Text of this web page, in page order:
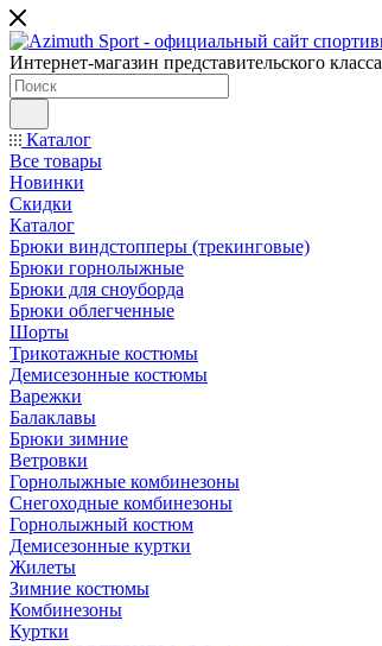
Интернет-магазин представительского класса
Каталог
Все товары
Новинки
Скидки
Каталог
Брюки виндстопперы (трекинговые)
Брюки горнолыжные
Брюки для сноуборда
Брюки облегченные
Шорты
Трикотажные костюмы
Демисезонные костюмы
Варежки
Балаклавы
Брюки зимние
Ветровки
Горнолыжные комбинезоны
Снегоходные комбинезоны
Горнолыжный костюм
Демисезонные куртки
Жилеты
Зимние костюмы
Комбинезоны
Куртки